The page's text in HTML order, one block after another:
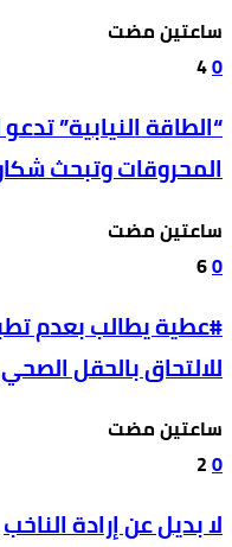
‫‫‫‏‫ساعتين مضت‬
0
4
“الطاقة النيابية”
المحروقات وتبحث
‫‫‫‏‫ساعتين مضت‬
0
6
للالتحاق بالحقل الصحي
‫‫‫‏‫ساعتين مضت‬
0
2
لا بديل عن إرادة الناخب